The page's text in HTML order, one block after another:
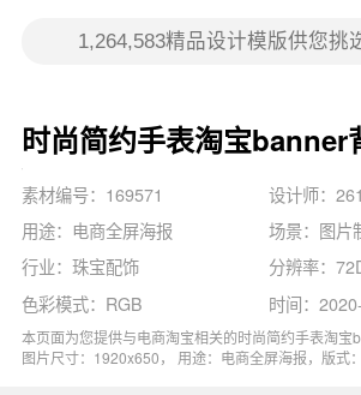
时尚简约手表淘宝banner
素材编号：169571
设计师：
用途：电商全屏海报
场景：图片
行业：珠宝配饰
分辨率：
色彩模式：RGB
时间：
本页面为您提供与电商淘宝相关的时尚简约手表淘宝
图片尺寸：1920x650， 用途：电商全屏海报，版式：4，分辨率：